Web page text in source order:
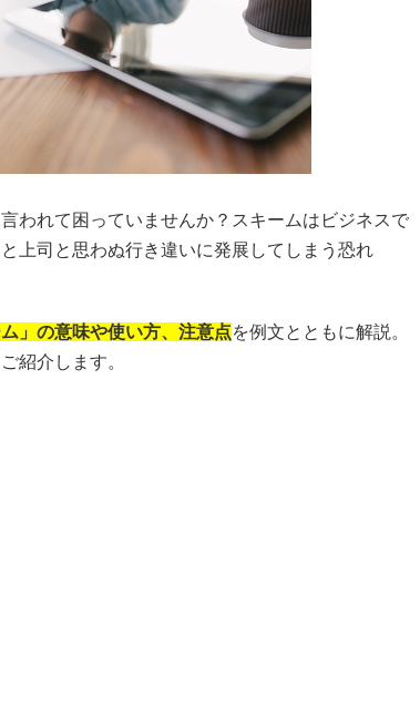
われて困っていませんか？スキームはビジネスで
上司と思わぬ行き違いに発展してしまう恐れ
ム」の意味や使い方、注意点を例文とともに解説。
紹介します。